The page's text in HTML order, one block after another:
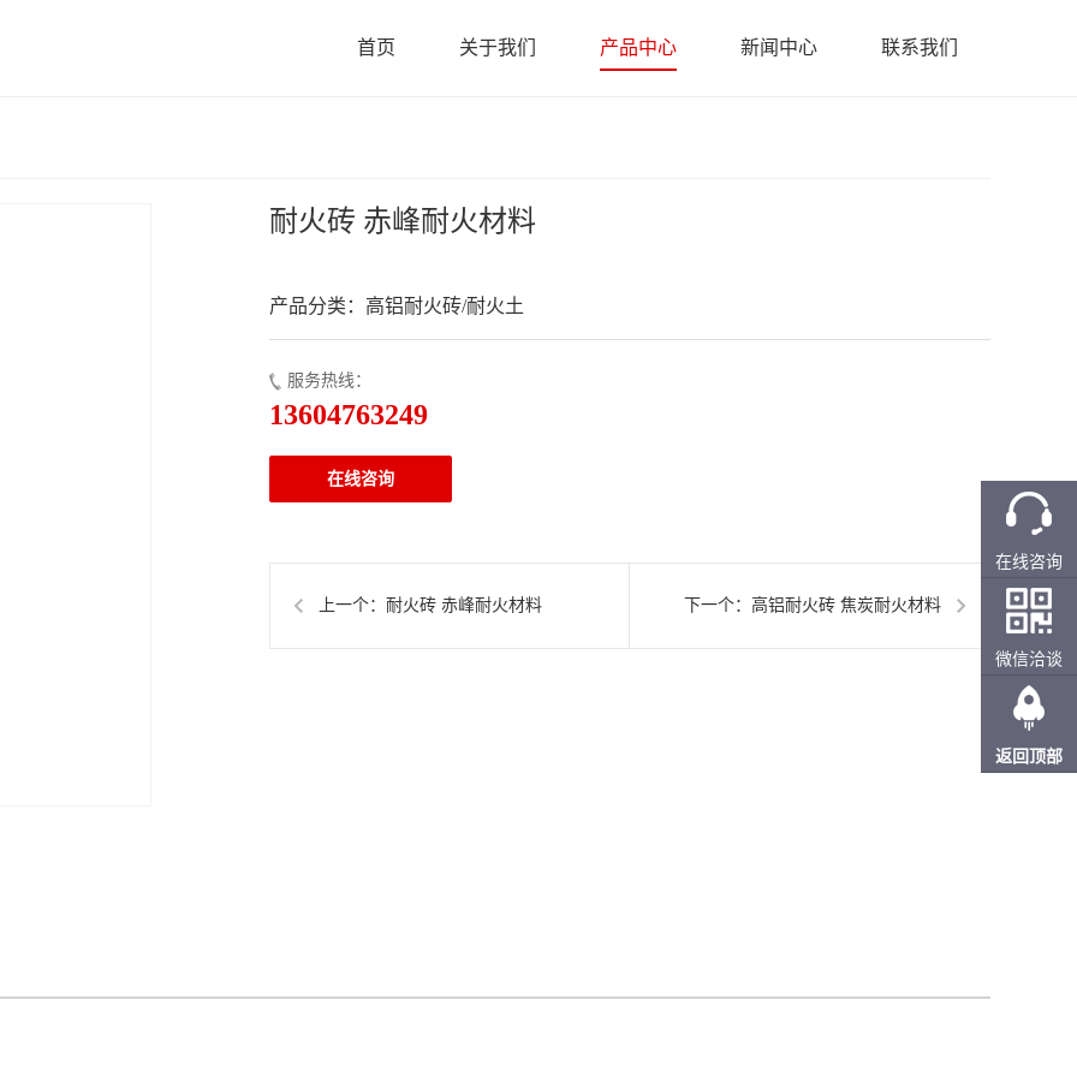
首页 关于我们 产品中心 新闻中心 联系我们
耐火砖 赤峰耐火材料
产品分类：高铝耐火砖/耐火土
服务热线：
13604763249
在线咨询
上一个： 耐火砖 赤峰耐火材料 下一个： 高铝耐火砖 焦炭耐火材料
在线咨询
微信洽谈
返回顶部